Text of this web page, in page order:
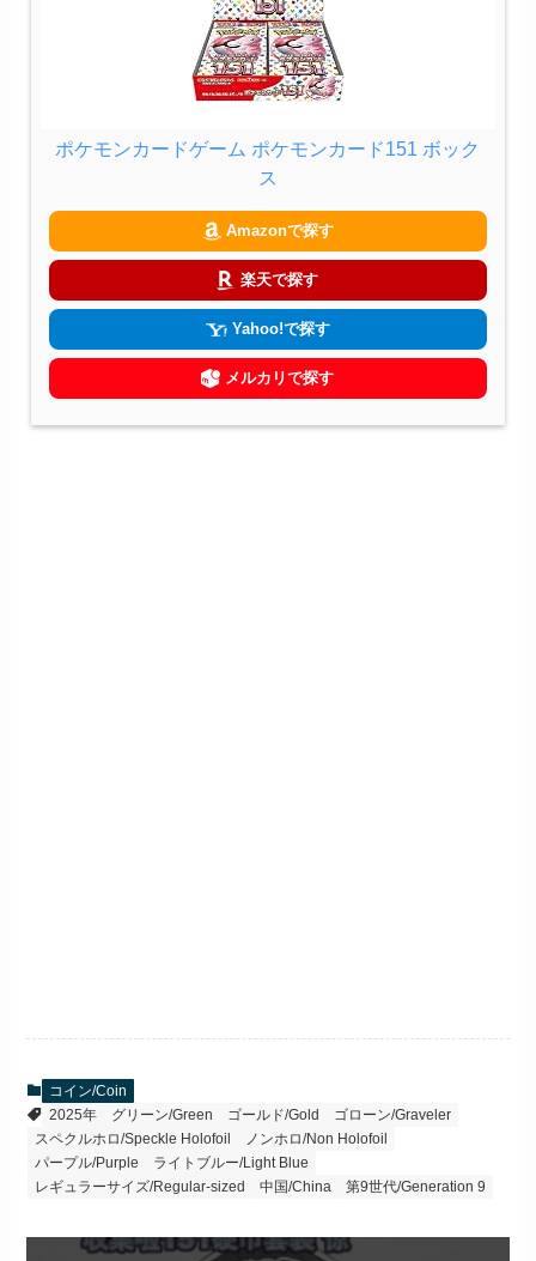
ポケモンカードゲーム ポケモンカード151 ボック
ス
Amazonで探す
楽天で探す
Yahoo!で探す
メルカリで探す
コイン/Coin
2025年
グリーン/Green ゴールド/Gold
ゴローン/Graveler
スペクルホロ/Speckle Holofoil
ノンホロ/Non Holofoil
パープル/Purple
ライトブルー/Light Blue
レギュラーサイズ/Regular-sized
中国/China 第9世代/Generation 9